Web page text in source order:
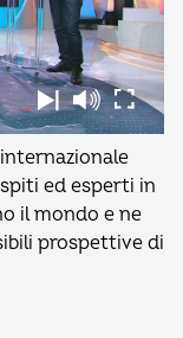
ed esperti in
il mondo e ne
prospettive di